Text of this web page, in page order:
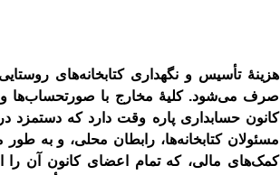
هزینۀ تأسیس و نگهداری کتابخانه‌های
صرف ‌می‌شود. کلیۀ مخارج با صورتحساب‌ها و
کانون حسابداری پاره وقت دارد که دستمزد
مسئولان کتابخانه‌ها، رابطان محلی، و به
کمک‌های مالی، که تمام اعضای کانون آن را